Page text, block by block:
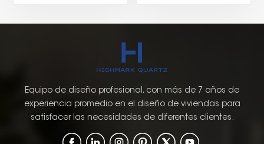
refrescante toque de
combinación del verde
con el estilo tradicional
de coctelera Crea una
atmósfera cálida,
equilibrada en el baño.
calidez natural y
de veta de madera
agrega textura y
profundidad, ofreciendo
una apariencia
que funciona bien en
Equipo de diseño profesional, con más de 7 años de
experiencia promedio en el diseño de viviendas para
satisfacer las necesidades de diferentes clientes.